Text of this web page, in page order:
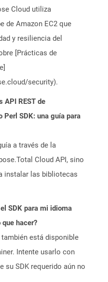
Cloud utiliza
de Amazon EC2 que
y resiliencia del
[Prácticas de
security).
API REST de
Perl SDK: una guía para
a través de la
Cloud API, sino
instalar las bibliotecas
SDK para mi idioma
hacer?
está disponible
Intente usarlo con
su SDK requerido aún no